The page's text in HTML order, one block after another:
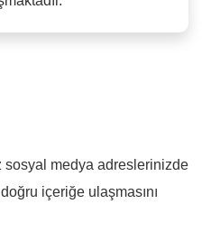
sosyal medya adreslerinizde
içeriğe ulaşmasını